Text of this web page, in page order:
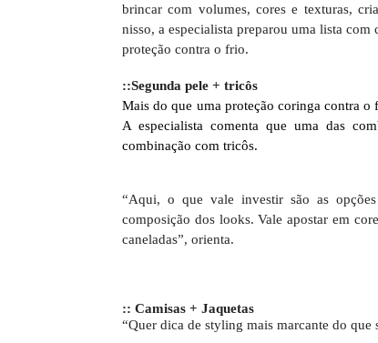
brincar com volumes, cores e texturas,
nisso, a especialista preparou uma lista
proteção contra o frio.
::Segunda pele + tricôs
Mais do que uma proteção coringa contra o
A especialista comenta que uma das
combinação com tricôs.
“Aqui, o que vale investir são as
composição dos looks. Vale apostar em
caneladas”, orienta.
:: Camisas + Jaquetas
“Quer dica de styling mais marcante do que